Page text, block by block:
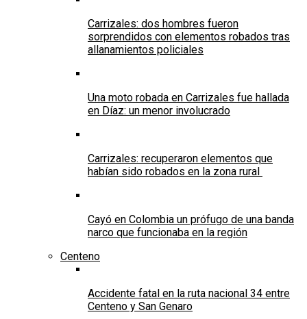
Carrizales: dos hombres fueron
sorprendidos con elementos robados tras
allanamientos policiales
Una moto robada en Carrizales fue hallada
en Díaz: un menor involucrado
Carrizales: recuperaron elementos que
habían sido robados en la zona rural
Cayó en Colombia un prófugo de una banda
narco que funcionaba en la región
Centeno
Accidente fatal en la ruta nacional 34 entre
Centeno y San Genaro